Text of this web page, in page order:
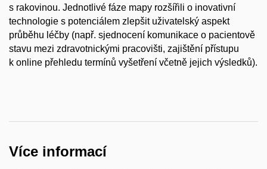
s rakovinou. Jednotlivé fáze mapy rozšířili o inovativní
technologie s potenciálem zlepšit uživatelský aspekt
průběhu léčby (např. sjednocení komunikace o pacientově
stavu mezi zdravotnickými pracovišti, zajištění přístupu
k online přehledu termínů vyšetření včetně jejich výsledků).
Více informací